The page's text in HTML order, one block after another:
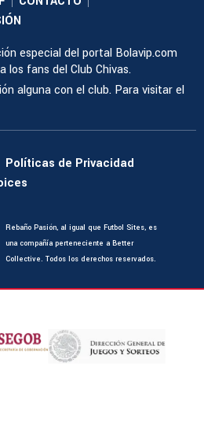
especial del portal Bolavip.com
los fans del Club Chivas.
alguna con el club. Para visitar el
Políticas de Privacidad
Rebaño Pasión, al igual que Futbol Sites, es
una compañía perteneciente a Better
Collective. Todos los derechos reservados.